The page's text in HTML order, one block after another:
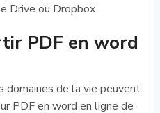
Drive ou Dropbox.
PDF en word
domaines de la vie peuvent
PDF en word en ligne de